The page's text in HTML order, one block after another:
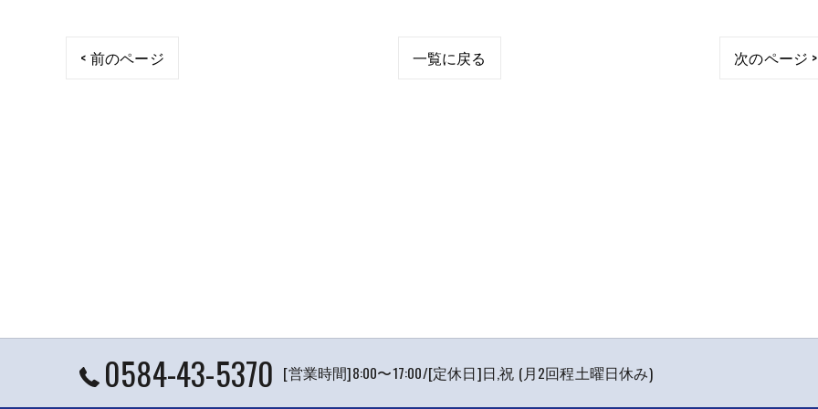
< 前のページ 一覧に戻る 次のページ >
0584-43-5370 [営業時間]8:00〜17:00/[定休日]日,祝 (月2回程土曜日休み)